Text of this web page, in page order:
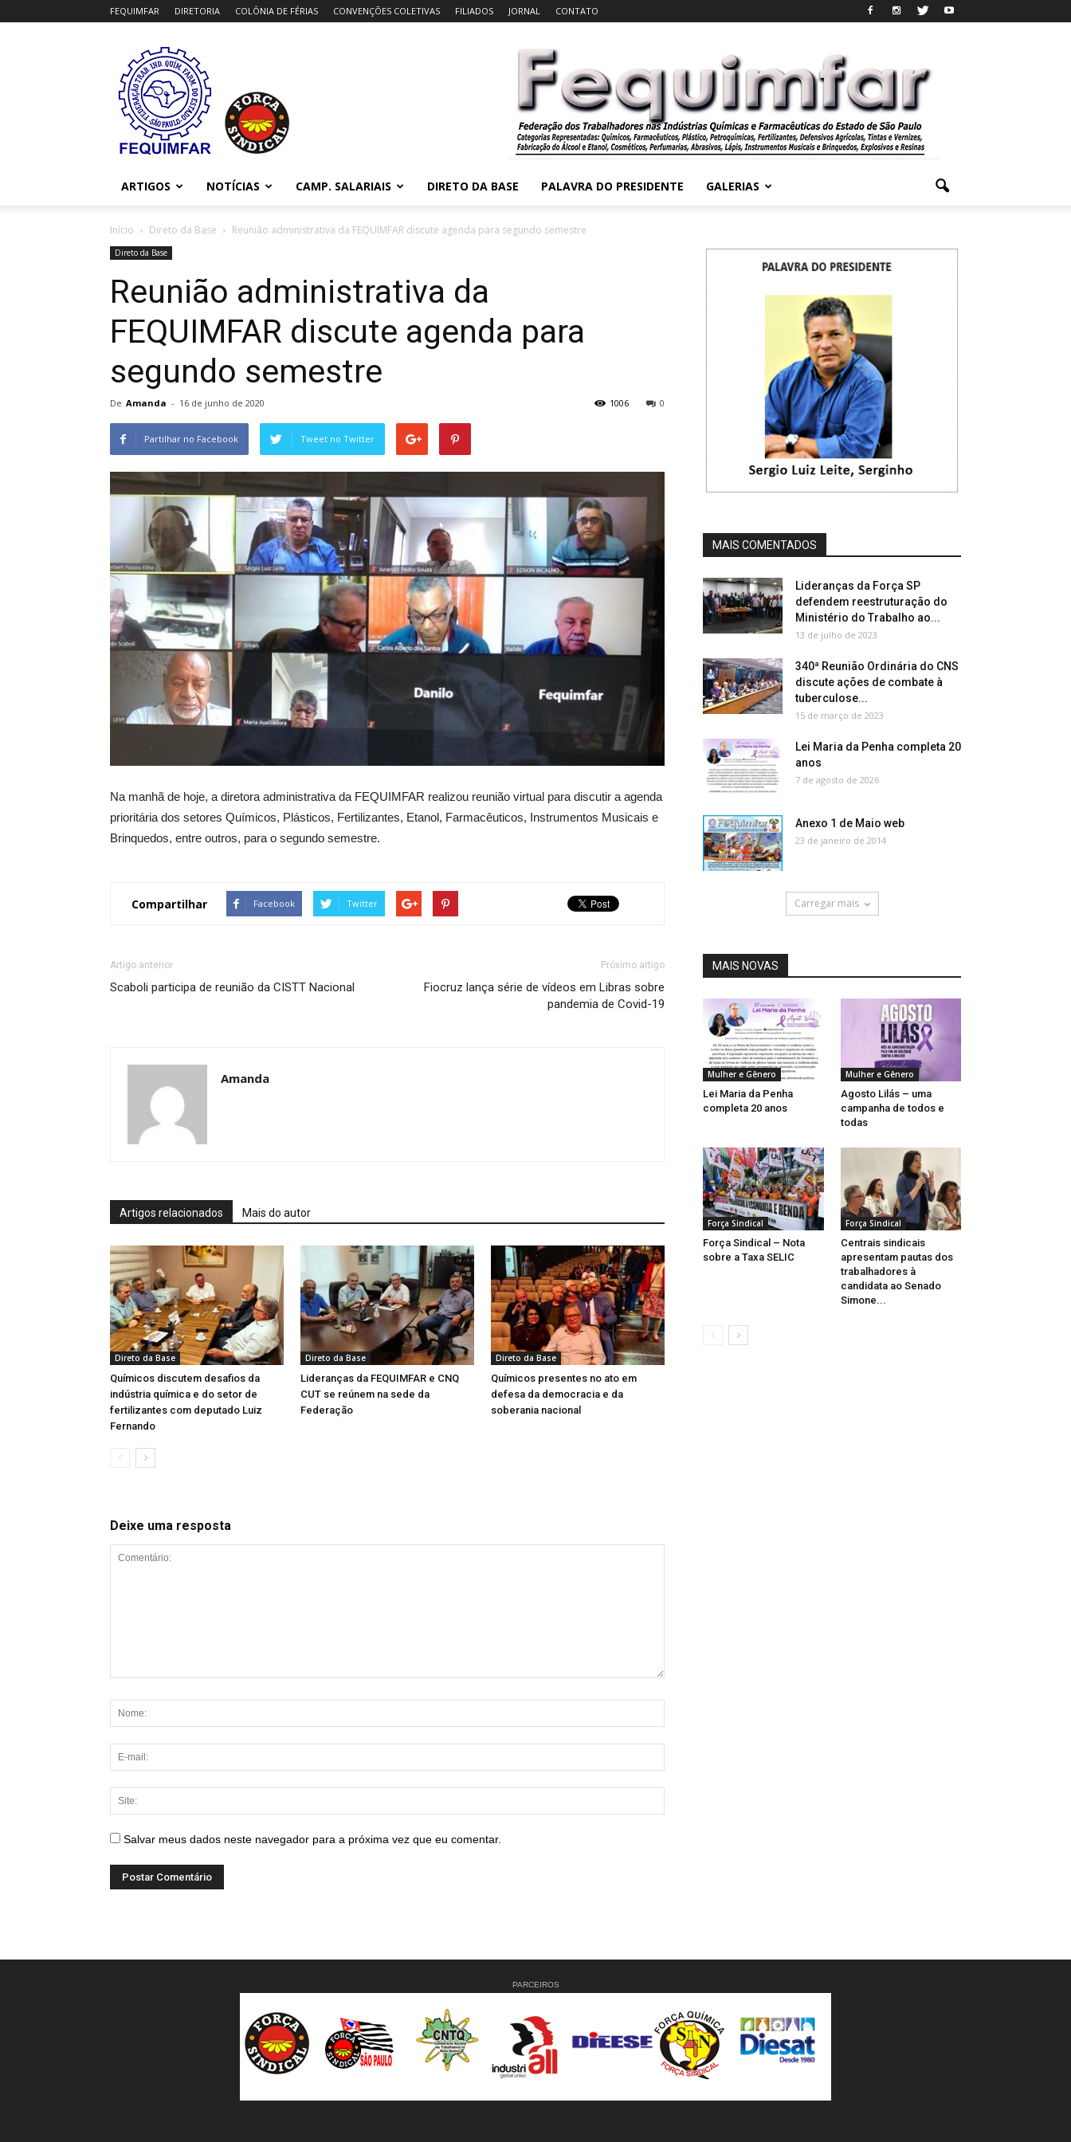
FEQUIMFAR DIRETORIA COLÔNIA DE FÉRIAS CONVENÇÕES COLETIVAS FILIADOS JORNAL CONTATO
ARTIGOS NOTÍCIAS CAMP. SALARIAIS DIRETO DA BASE PALAVRA DO PRESIDENTE GALERIAS
Início Direto da Base Reunião administrativa da FEQUIMFAR discute agenda para segundo semestre
Direto da Base
Reunião administrativa da
FEQUIMFAR discute agenda para
segundo semestre
De Amanda - 16 de junho de 2020 0
1006
Partilhar no Facebook Tweet no Twitter
Na manhã de hoje, a diretora administrativa da FEQUIMFAR realizou reunião virtual para discutir a agenda
prioritária dos setores Químicos, Plásticos, Fertilizantes, Etanol, Farmacêuticos, Instrumentos Musicais e
Brinquedos, entre outros, para o segundo semestre.
Compartilhar Facebook Twitter
Artigo anterior
Scaboli participa de reunião da CISTT Nacional
Próximo artigo
Fiocruz lança série de vídeos em Libras sobre
pandemia de Covid-19
Amanda
Artigos relacionados Mais do autor
Direto da Base
Químicos discutem desafios da
indústria química e do setor de
fertilizantes com deputado Luiz
Fernando
Direto da Base
Lideranças da FEQUIMFAR e CNQ
CUT se reúnem na sede da
Federação
Direto da Base
Químicos presentes no ato em
defesa da democracia e da
soberania nacional
Deixe uma resposta
Salvar meus dados neste navegador para a próxima vez que eu comentar.
MAIS COMENTADOS
Lideranças da Força SP
defendem reestruturação do
Ministério do Trabalho ao...
13 de julho de 2023
340ª Reunião Ordinária do CNS
discute ações de combate à
tuberculose...
15 de março de 2023
Lei Maria da Penha completa 20
anos
7 de agosto de 2026
Anexo 1 de Maio web
23 de janeiro de 2014
Carregar mais
MAIS NOVAS
Mulher e Gênero
Lei Maria da Penha
completa 20 anos
Mulher e Gênero
Agosto Lilás – uma
campanha de todos e
todas
Força Sindical
Força Sindical – Nota
sobre a Taxa SELIC
Força Sindical
Centrais sindicais
apresentam pautas dos
trabalhadores à
candidata ao Senado
Simone...
PARCEIROS